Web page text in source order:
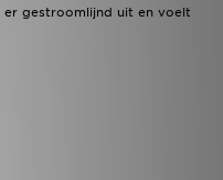
gestroomlijnd uit en voelt